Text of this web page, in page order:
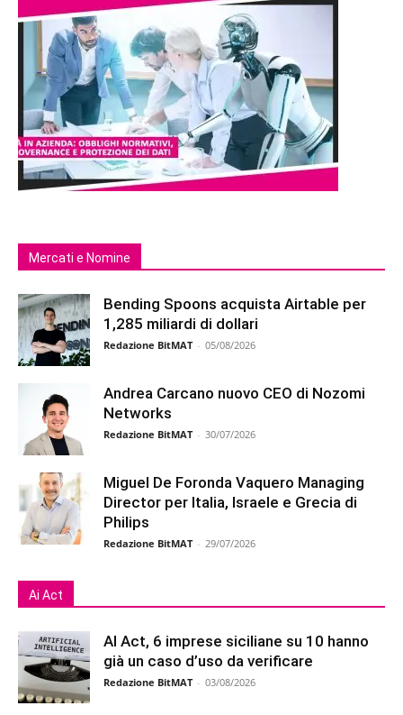
Mercati e Nomine
Bending Spoons acquista Airtable per
1,285 miliardi di dollari
Redazione BitMAT - 05/08/2026
Andrea Carcano nuovo CEO di Nozomi
Networks
Redazione BitMAT - 30/07/2026
Miguel De Foronda Vaquero Managing
Director per Italia, Israele e Grecia di
Philips
Redazione BitMAT - 29/07/2026
Ai Act
AI Act, 6 imprese siciliane su 10 hanno
già un caso d’uso da verificare
Redazione BitMAT - 03/08/2026